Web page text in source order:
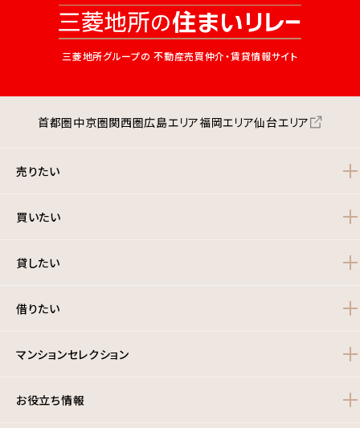
三菱地所グループの 不動産売買仲介・賃貸情報サイト
首都圏中京圏関西圏広島エリア福岡エリア仙台エリア
売りたい
買いたい
貸したい
借りたい
マンションセレクション
お役立ち情報